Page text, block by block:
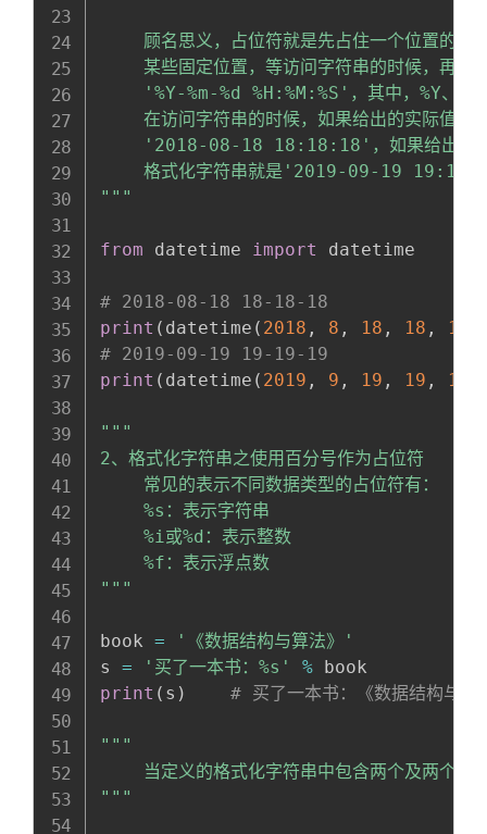
顾名思义，占位符就是先占住一个位置的符
某些固定位置，等访问字符串的时候，再将
'%Y-%m-%d %H:%M:%S'，其中，%Y、%m、
在访问字符串的时候，如果给出的实际值
'2018-08-18 18:18:18'，如果给出的
格式化字符串就是'2019-09-19
"""
from datetime import datetime
# 2018-08-18 18-18-18
print ( datetime ( 2018 , 8 , 18 , 18 , 18
# 2019-09-19 19-19-19
print ( datetime ( 2019 , 9 , 19 , 19 , 19
"""
2、格式化字符串之使用百分号作为占位符
    常见的表示不同数据类型的占位符有：
    %s：表示字符串
    %i或%d：表示整数
    %f：表示浮点数
"""
book =
'《数据结构与算法》'
s = '买了一本书：%s' %
print ( s ) # 买了一本书：《数据结构与算
"""
当定义的格式化字符串中包含两个及两个以
"""